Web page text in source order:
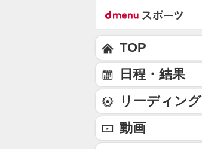
TOP
日程・結果
リーディング
動画